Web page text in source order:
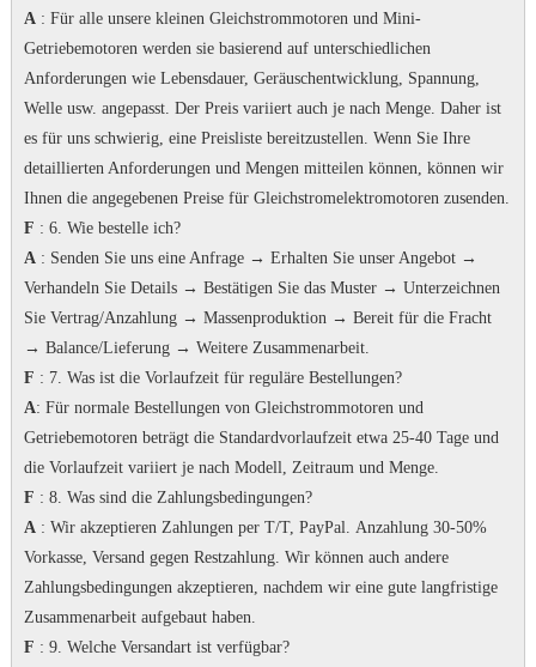
A: Für alle unsere kleinen Gleichstrommotoren und Mini-
Getriebemotoren werden sie basierend auf unterschiedlichen
Anforderungen wie Lebensdauer, Geräuschentwicklung, Spannung,
Welle usw. angepasst. Der Preis variiert auch je nach Menge. Daher ist
es für uns schwierig, eine Preisliste bereitzustellen. Wenn Sie Ihre
detaillierten Anforderungen und Mengen mitteilen können, können wir
Ihnen die angegebenen Preise für Gleichstromelektromotoren zusenden.
F : 6. Wie bestelle ich?
A: Senden Sie uns eine Anfrage → Erhalten Sie unser Angebot →
Verhandeln Sie Details → Bestätigen Sie das Muster → Unterzeichnen
Sie Vertrag/Anzahlung → Massenproduktion → Bereit für die Fracht
→ Balance/Lieferung → Weitere Zusammenarbeit.
F : 7. Was ist die Vorlaufzeit für reguläre Bestellungen?
A: Für normale Bestellungen von Gleichstrommotoren und
Getriebemotoren beträgt die Standardvorlaufzeit etwa 25-40 Tage und
die Vorlaufzeit variiert je nach Modell, Zeitraum und Menge.
F : 8. Was sind die Zahlungsbedingungen?
A: Wir akzeptieren Zahlungen per T/T, PayPal. Anzahlung 30-50%
Vorkasse, Versand gegen Restzahlung. Wir können auch andere
Zahlungsbedingungen akzeptieren, nachdem wir eine gute langfristige
Zusammenarbeit aufgebaut haben.
F : 9. Welche Versandart ist verfügbar?